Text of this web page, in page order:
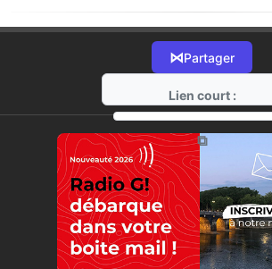
⋈Partager
Lien court :
⧉